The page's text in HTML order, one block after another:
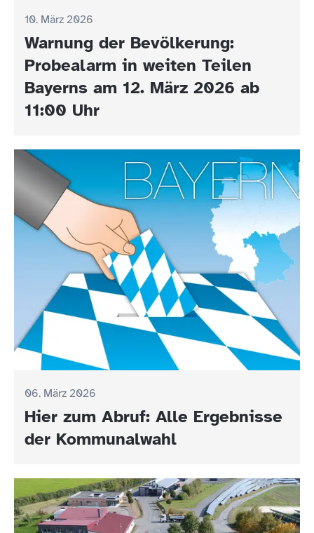
10. März 2026
Warnung der Bevölkerung:
Probealarm in weiten Teilen
Bayerns am 12. März 2026 ab
11:00 Uhr
06. März 2026
Hier zum Abruf: Alle Ergebnisse
der Kommunalwahl